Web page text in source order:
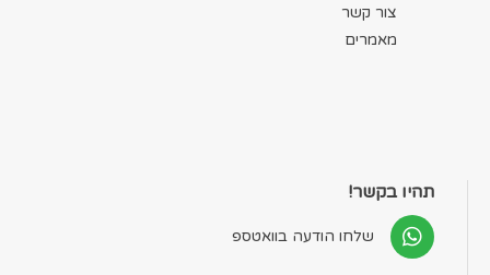
צור קשר
מאמרים
תהיו בקשר!
שלחו הודעה בוואטספ